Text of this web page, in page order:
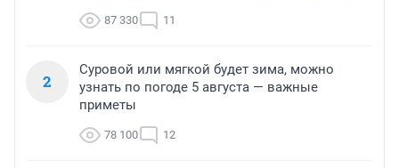
87 330 11
2
Суровой или мягкой будет зима, можно
узнать по погоде 5 августа — важные
приметы
78 100 12